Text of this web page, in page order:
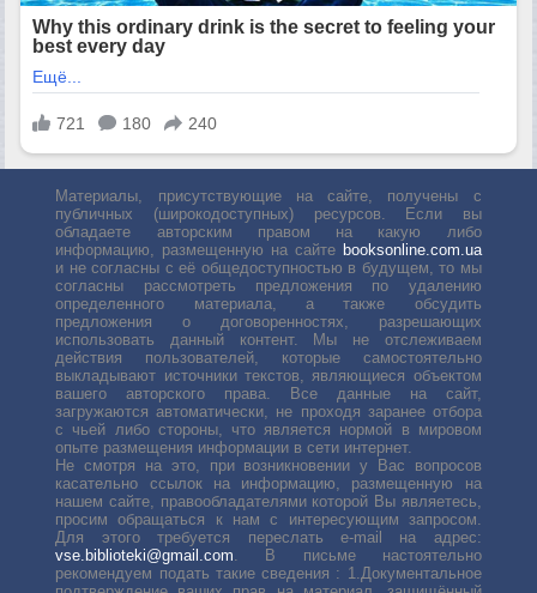
Материалы, присутствующие на сайте, получены с
публичных (широкодоступных) ресурсов. Если вы
обладаете авторским правом на какую либо
информацию, размещенную на сайте booksonline.com.ua
и не согласны с её общедоступностью в будущем, то мы
согласны рассмотреть предложения по удалению
определенного материала, а также обсудить
предложения о договоренностях, разрешающих
использовать данный контент. Мы не отслеживаем
действия пользователей, которые самостоятельно
выкладывают источники текстов, являющиеся объектом
вашего авторского права. Все данные на сайт,
загружаются автоматически, не проходя заранее отбора
с чьей либо стороны, что является нормой в мировом
опыте размещения информации в сети интернет.
Не смотря на это, при возникновении у Вас вопросов
касательно ссылок на информацию, размещенную на
нашем сайте, правообладателями которой Вы являетесь,
просим обращаться к нам с интересующим запросом.
Для этого требуется переслать е-mail на адрес:
vse.biblioteki@gmail.com . В письме настоятельно
рекомендуем подать такие сведения : 1.Документальное